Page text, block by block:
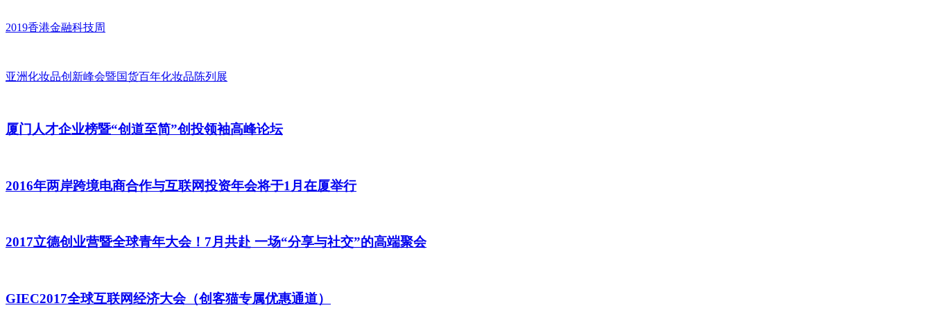
2019香港金融科技周
亚洲化妆品创新峰会暨国货百年化妆品陈列展
厦门人才企业榜暨“创道至简”创投领袖高峰论坛
2016年两岸跨境电商合作与互联网投资年会将于1月在厦举行
2017立德创业营暨全球青年大会！7月共赴 一场“分享与社交”的高端聚会
GIEC2017全球互联网经济大会（创客猫专属优惠通道）